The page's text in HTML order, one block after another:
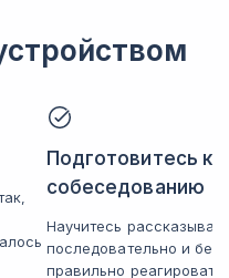
Подготовитесь к
собеседованию
Научитесь
последовательно и без
правильно